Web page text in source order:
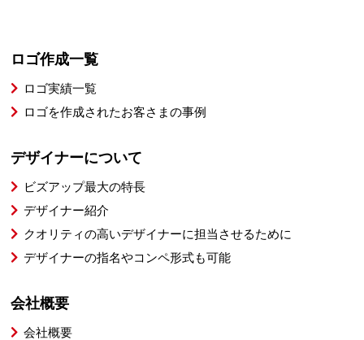
ロゴ作成一覧
ロゴ実績一覧
ロゴを作成されたお客さまの事例
デザイナーについて
ビズアップ最大の特長
デザイナー紹介
クオリティの高いデザイナーに担当させるために
デザイナーの指名やコンペ形式も可能
会社概要
会社概要